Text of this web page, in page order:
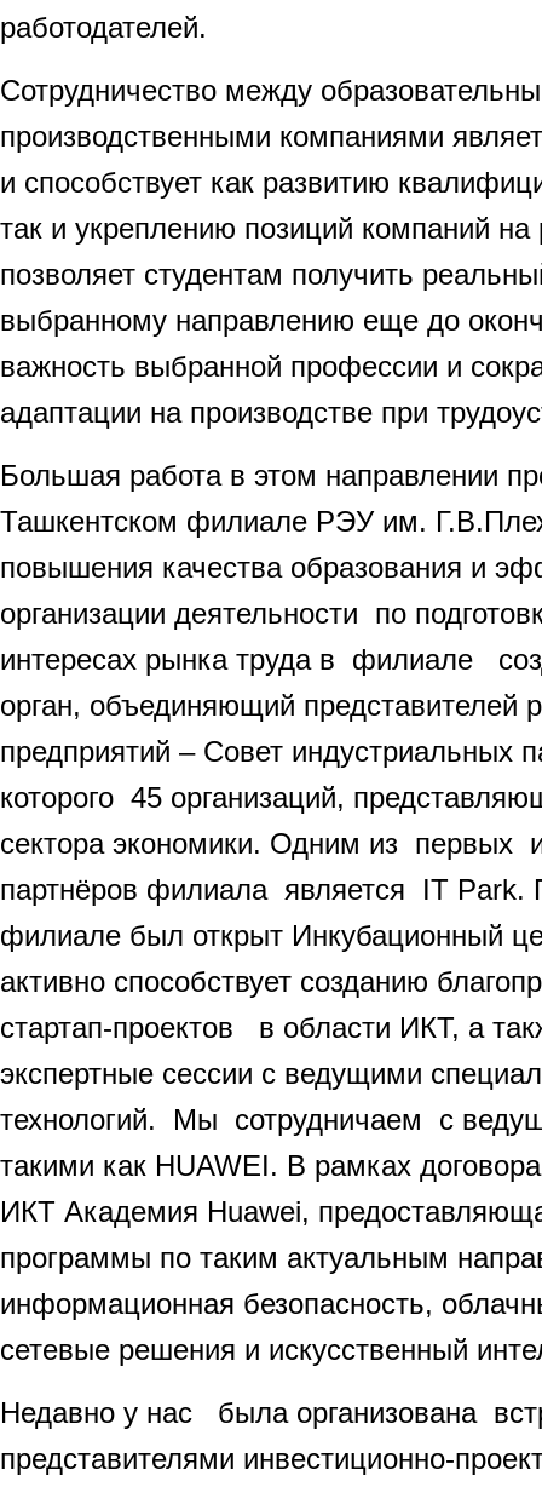
работодателей.
Сотрудничество между
производственными компаниями
и способствует как развитию
так и укреплению позиций компаний
позволяет студентам получить
выбранному направлению еще до
важность выбранной профессии и
адаптации на производстве при
Большая работа в этом направлении
Ташкентском филиале РЭУ им.
повышения качества образования и
организации деятельности по
интересах рынка труда в филиале
орган, объединяющий представителей
предприятий – Совет индустриальных
которого 45 организаций,
сектора экономики. Одним из первых
партнёров филиала является IT Park.
филиале был открыт Инкубационный
активно способствует созданию
стартап-проектов в области ИКТ, а
экспертные сессии с ведущими
технологий. Мы сотрудничаем с
такими как HUAWEI. В рамках
ИКТ Академия Huawei,
программы по таким актуальным
информационная безопасность,
сетевые решения и искусственный
Недавно у нас была организована
представителями инвестиционно-